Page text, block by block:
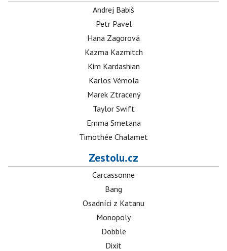
Andrej Babiš
Petr Pavel
Hana Zagorová
Kazma Kazmitch
Kim Kardashian
Karlos Vémola
Marek Ztracený
Taylor Swift
Emma Smetana
Timothée Chalamet
Zestolu.cz
Carcassonne
Bang
Osadníci z Katanu
Monopoly
Dobble
Dixit